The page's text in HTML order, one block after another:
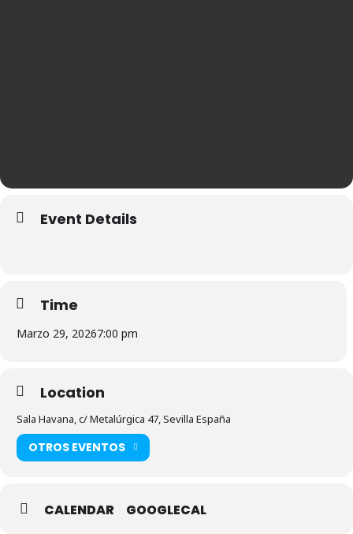
Event Details
Time
Marzo 29, 20267:00 pm
Location
Sala Havana, c/ Metalúrgica 47, Sevilla España
OTROS EVENTOS
CALENDAR GOOGLECAL